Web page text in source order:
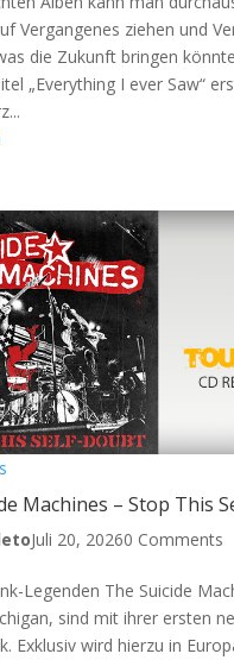
Vergangenes ziehen und
die Zukunft bringen
„Everything I ever Saw“
Machines – Stop This
Juli 20, 20260 Comments
Legenden The Suicide
sind mit ihrer ersten
Exklusiv wird hierzu in